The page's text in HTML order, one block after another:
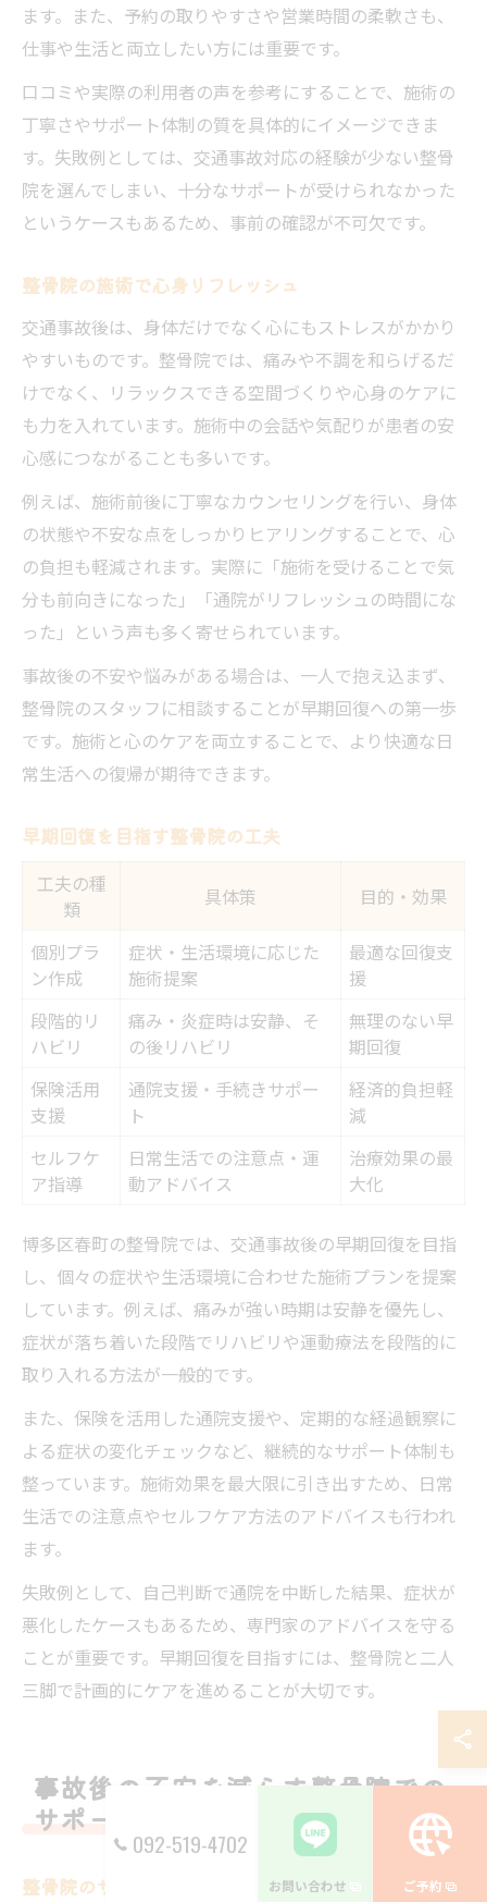
ます。また、予約の取りやすさや営業時間の柔軟さも、
仕事や生活と両立したい方には重要です。
口コミや実際の利用者の声を参考にすることで、施術の
丁寧さやサポート体制の質を具体的にイメージできま
す。失敗例としては、交通事故対応の経験が少ない整骨
院を選んでしまい、十分なサポートが受けられなかった
というケースもあるため、事前の確認が不可欠です。
整骨院の施術で心身リフレッシュ
交通事故後は、身体だけでなく心にもストレスがかかり
やすいものです。整骨院では、痛みや不調を和らげるだ
けでなく、リラックスできる空間づくりや心身のケアに
も力を入れています。施術中の会話や気配りが患者の安
心感につながることも多いです。
例えば、施術前後に丁寧なカウンセリングを行い、身体
の状態や不安な点をしっかりヒアリングすることで、心
の負担も軽減されます。実際に「施術を受けることで気
分も前向きになった」「通院がリフレッシュの時間にな
った」という声も多く寄せられています。
事故後の不安や悩みがある場合は、一人で抱え込まず、
整骨院のスタッフに相談することが早期回復への第一歩
です。施術と心のケアを両立することで、より快適な日
常生活への復帰が期待できます。
早期回復を目指す整骨院の工夫
工夫の種
類
具体策 目的・効果
個別プラ
ン作成
症状・生活環境に応じた
施術提案
最適な回復支
援
段階的リ
ハビリ
痛み・炎症時は安静、そ
の後リハビリ
無理のない早
期回復
保険活用
支援
通院支援・手続きサポー
ト
経済的負担軽
減
セルフケ
ア指導
日常生活での注意点・運
動アドバイス
治療効果の最
大化
博多区春町の整骨院では、交通事故後の早期回復を目指
し、個々の症状や生活環境に合わせた施術プランを提案
しています。例えば、痛みが強い時期は安静を優先し、
症状が落ち着いた段階でリハビリや運動療法を段階的に
取り入れる方法が一般的です。
また、保険を活用した通院支援や、定期的な経過観察に
よる症状の変化チェックなど、継続的なサポート体制も
整っています。施術効果を最大限に引き出すため、日常
生活での注意点やセルフケア方法のアドバイスも行われ
ます。
失敗例として、自己判断で通院を中断した結果、症状が
悪化したケースもあるため、専門家のアドバイスを守る
ことが重要です。早期回復を目指すには、整骨院と二人
三脚で計画的にケアを進めることが大切です。
事故後の不安を減らす整骨院での
サポート体制
整骨院のサポート内容比較表
092-519-4702
お問い合わせ ご予約